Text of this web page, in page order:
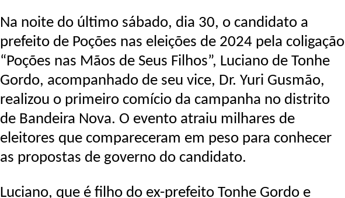
Na noite do último sábado, dia 30, o candidato a
prefeito de Poções nas eleições de 2024 pela coligação
“Poções nas Mãos de Seus Filhos”, Luciano de Tonhe
Gordo, acompanhado de seu vice, Dr. Yuri Gusmão,
realizou o primeiro comício da campanha no distrito
de Bandeira Nova. O evento atraiu milhares de
eleitores que compareceram em peso para conhecer
as propostas de governo do candidato.
Luciano, que é filho do ex-prefeito Tonhe Gordo e